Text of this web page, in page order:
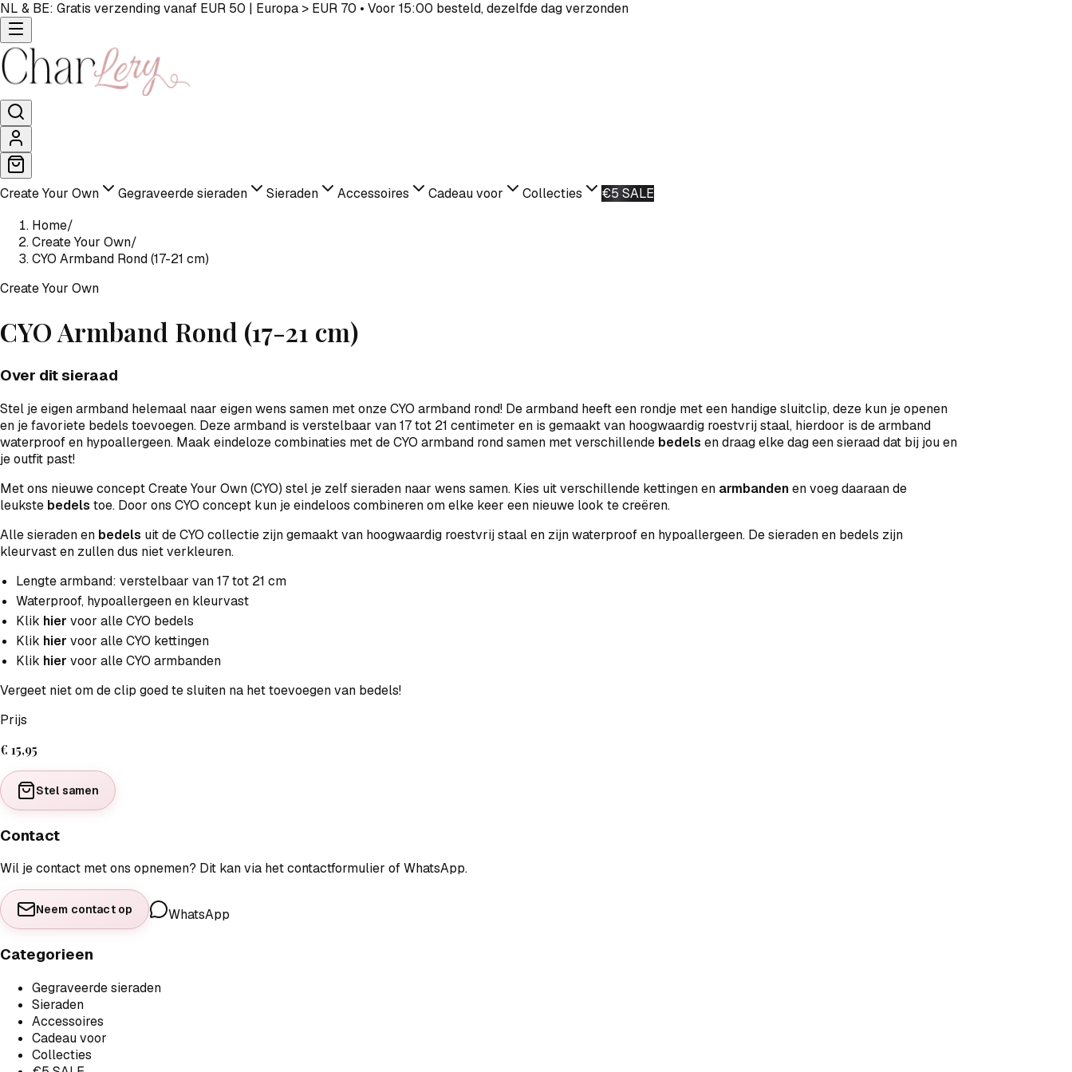
NL & BE: Gratis verzending vanaf EUR 50 | Europa > EUR 70 • Voor 15:00 besteld, dezelfde dag verzonden
Create Your Own Gegraveerde sieraden Sieraden Accessoires Cadeau voor Collecties
€5 SALE
Home/
Create Your Own/
CYO Armband Rond (17-21 cm)
Create Your Own
CYO Armband Rond (17-21 cm)
Over dit sieraad
Stel je eigen armband helemaal naar eigen wens samen met onze CYO armband rond! De armband heeft een rondje met een handige sluitclip, deze kun je openen
en je favoriete bedels toevoegen. Deze armband is verstelbaar van 17 tot 21 centimeter en is gemaakt van hoogwaardig roestvrij staal, hierdoor is de armband
waterproof en hypoallergeen. Maak eindeloze combinaties met de CYO armband rond samen met verschillende bedels en draag elke dag een sieraad dat bij jou en
je outfit past!
Met ons nieuwe concept Create Your Own (CYO) stel je zelf sieraden naar wens samen. Kies uit verschillende kettingen en armbandenen voeg daaraan de
leukste bedels toe. Door ons CYO concept kun je eindeloos combineren om elke keer een nieuwe look te creëren.
Alle sieraden en bedels uit de CYO collectie zijn gemaakt van hoogwaardig roestvrij staal en zijn waterproof en hypoallergeen. De sieraden en bedels zijn
kleurvast en zullen dus niet verkleuren.
Lengte armband: verstelbaar van 17 tot 21 cm
Waterproof, hypoallergeen en kleurvast
Klik hier voor alle CYO bedels
Klik hier voor alle CYO kettingen
Klik hier voor alle CYO armbanden
Vergeet niet om de clip goed te sluiten na het toevoegen van bedels!
Prijs
€ 15,95
Stel samen
Contact
Wil je contact met ons opnemen? Dit kan via het contactformulier of WhatsApp.
Neem contact op WhatsApp
Categorieen
Gegraveerde sieraden
Sieraden
Accessoires
Cadeau voor
Collecties